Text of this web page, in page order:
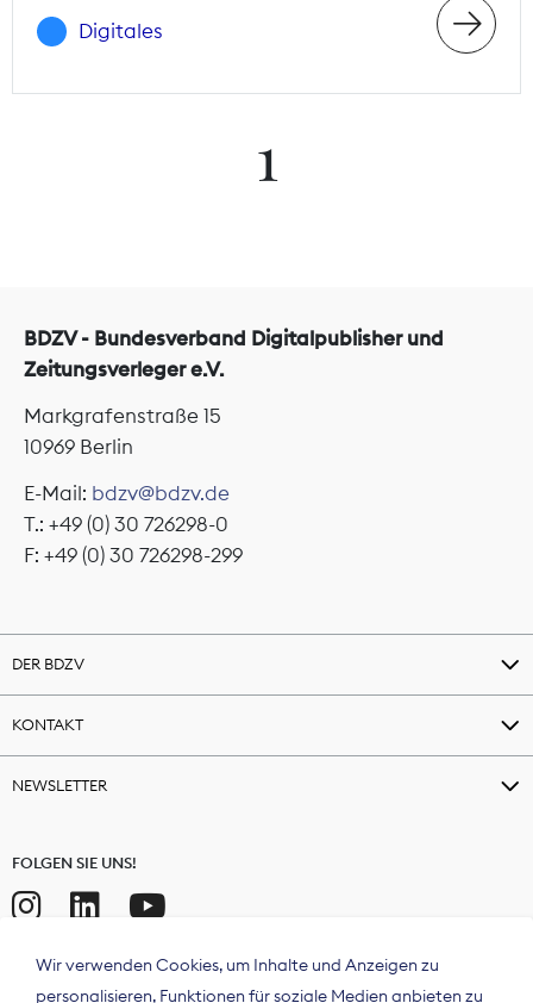
Digitales
1
BDZV - Bundesverband Digitalpublisher und
Zeitungsverleger e.V.
Markgrafenstraße 15
10969 Berlin
E-Mail: bdzv@bdzv.de
T.: +49 (0) 30 726298-0
F: +49 (0) 30 726298-299
DER BDZV
KONTAKT
NEWSLETTER
FOLGEN SIE UNS!
Wir verwenden Cookies, um Inhalte und Anzeigen zu
personalisieren, Funktionen für soziale Medien anbieten zu